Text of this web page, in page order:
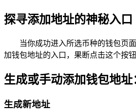
探寻添加地址的神秘入口
当你成功进入所选币种的钱包页
加钱包地址的入口，果断点击这个按
生成或手动添加钱包地
生成新地址